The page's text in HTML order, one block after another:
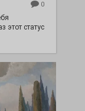
0
этот статус